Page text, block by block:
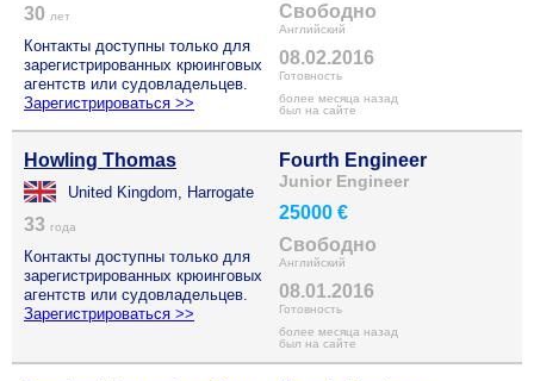
30 лет
Контакты доступны только для
зарегистрированных крюинговых
агентств или судовладельцев.
Зарегистрироваться >>
Свободно
Английский
08.02.2016
Готовность
более месяца назад
был на сайте
Howling Thomas
United Kingdom, Harrogate
33 года
Контакты доступны только для
зарегистрированных крюинговых
агентств или судовладельцев.
Зарегистрироваться >>
Fourth Engineer
Junior Engineer
25000 €
Свободно
Английский
08.01.2016
Готовность
более месяца назад
был на сайте